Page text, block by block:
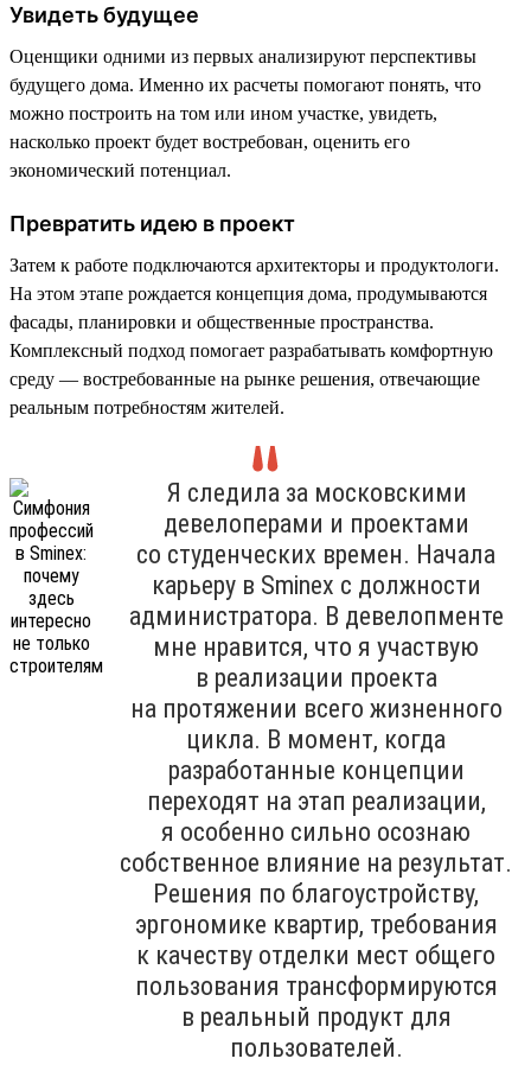
Увидеть будущее
Оценщики одними из первых анализируют перспективы
будущего дома. Именно их расчеты помогают понять, что
можно построить на том или ином участке, увидеть,
насколько проект будет востребован, оценить его
экономический потенциал.
Превратить идею в проект
Затем к работе подключаются архитекторы и продуктологи.
На этом этапе рождается концепция дома, продумываются
фасады, планировки и общественные пространства.
Комплексный подход помогает разрабатывать комфортную
среду — востребованные на рынке решения, отвечающие
реальным потребностям жителей.
Я следила за московскими
девелоперами и проектами
со студенческих времен. Начала
карьеру в Sminex с должности
администратора. В девелопменте
мне нравится, что я участвую
в реализации проекта
на протяжении всего жизненного
цикла. В момент, когда
разработанные концепции
переходят на этап реализации,
я особенно сильно осознаю
собственное влияние на результат.
Решения по благоустройству,
эргономике квартир, требования
к качеству отделки мест общего
пользования трансформируются
в реальный продукт для
пользователей.